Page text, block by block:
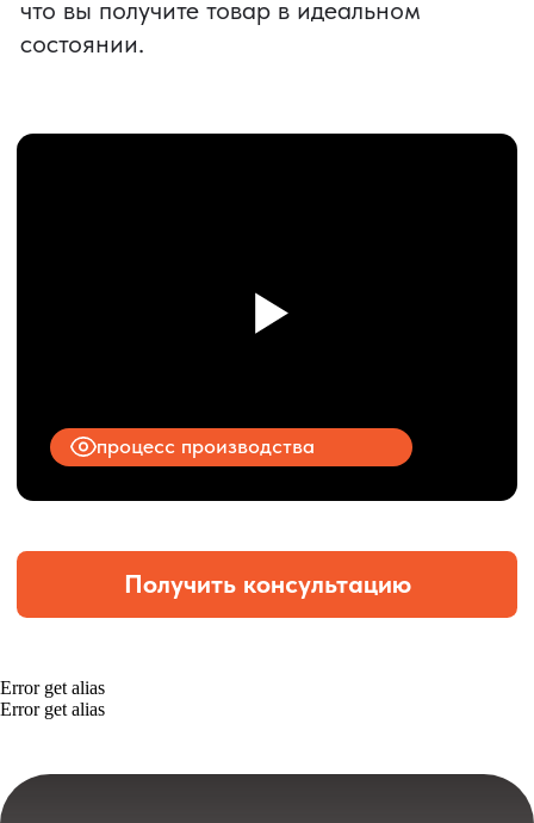
Error get alias
Error get alias